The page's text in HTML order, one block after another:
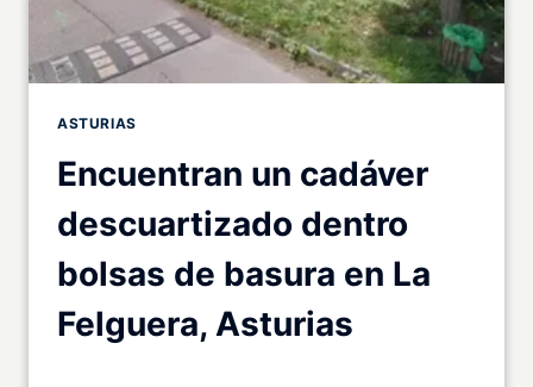
ASTURIAS
Encuentran un cadáver
descuartizado dentro
bolsas de basura en La
Felguera, Asturias